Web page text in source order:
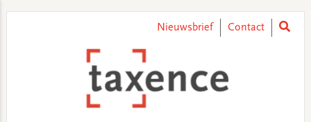
Nieuwsbrief Contact